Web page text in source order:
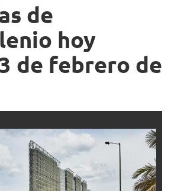
de
hoy
de febrero de